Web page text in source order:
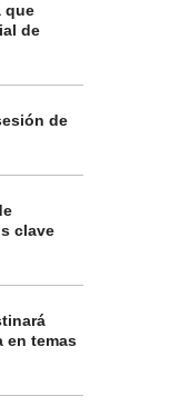
que
de
de
clave
en temas